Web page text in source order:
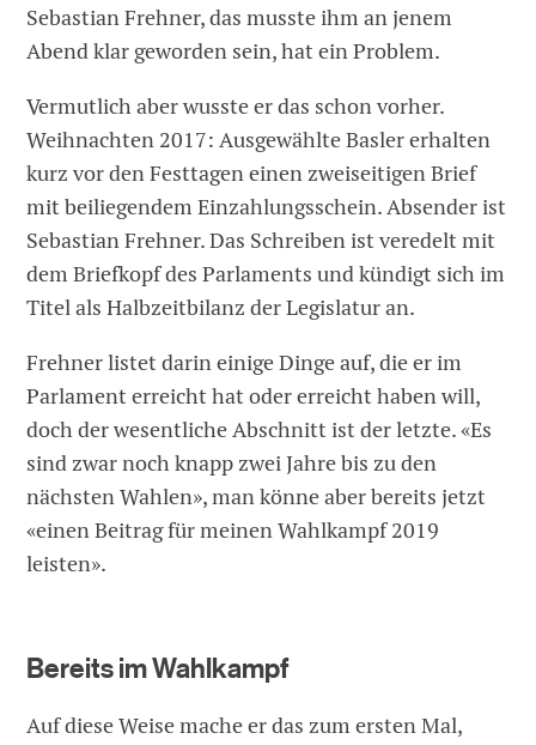
Sebastian Frehner, das musste ihm an jenem
Abend klar geworden sein, hat ein Problem.
Vermutlich aber wusste er das schon vorher.
Weihnachten 2017: Ausgewählte Basler erhalten
kurz vor den Festtagen einen zweiseitigen Brief
mit beiliegendem Einzahlungsschein. Absender ist
Sebastian Frehner. Das Schreiben ist veredelt mit
dem Briefkopf des Parlaments und kündigt sich im
Titel als Halbzeitbilanz der Legislatur an.
Frehner listet darin einige Dinge auf, die er im
Parlament erreicht hat oder erreicht haben will,
doch der wesentliche Abschnitt ist der letzte. «Es
sind zwar noch knapp zwei Jahre bis zu den
nächsten Wahlen», man könne aber bereits jetzt
«einen Beitrag für meinen Wahlkampf 2019
leisten».
Bereits im Wahlkampf
Auf diese Weise mache er das zum ersten Mal,